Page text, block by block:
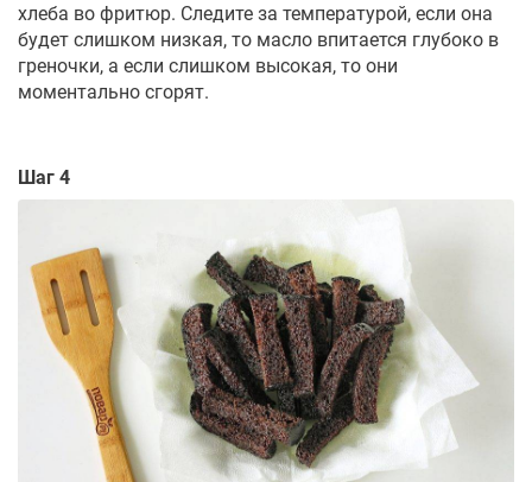
хлеба во фритюр. Следите за температурой, если она
будет слишком низкая, то масло впитается глубоко в
греночки, а если слишком высокая, то они
моментально сгорят.
Шаг 4